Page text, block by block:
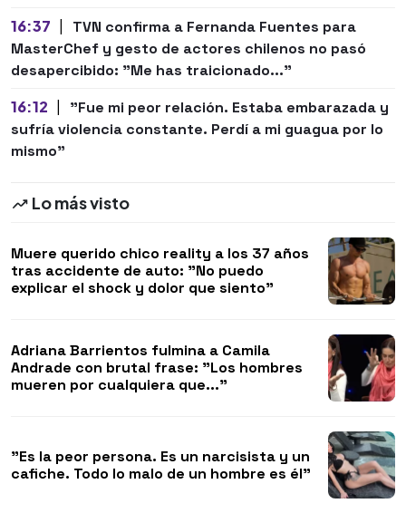
16:37 |
TVN confirma a Fernanda Fuentes para
MasterChef y gesto de actores chilenos no pasó
desapercibido: "Me has traicionado..."
16:12 |
"Fue mi peor relación. Estaba embarazada y
sufría violencia constante. Perdí a mi guagua por lo
mismo"
Lo más visto
Muere querido chico reality a los 37 años
tras accidente de auto: "No puedo
explicar el shock y dolor que siento"
Adriana Barrientos fulmina a Camila
Andrade con brutal frase: "Los hombres
mueren por cualquiera que..."
"Es la peor persona. Es un narcisista y un
cafiche. Todo lo malo de un hombre es él"